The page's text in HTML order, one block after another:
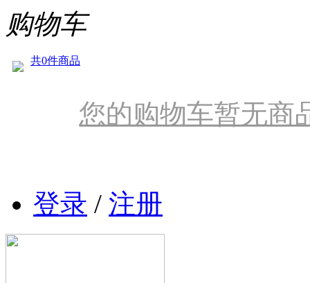
购物车
共0件商品
您的购物车暂无商
登录 / 注册